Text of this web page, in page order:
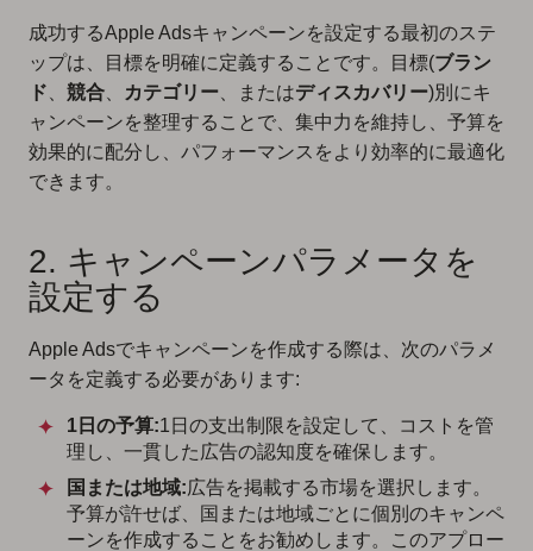
成功するApple Adsキャンペーンを設定する最初のステ
ップは、目標を明確に定義することです。目標(ブラン
ド
競合 カテゴリー 、またはディスカバリー)別にキ
ャンペーンを整理することで、集中力を維持し、予算を
効果的に配分し、パフォーマンスをより効率的に最適化
できます。
2. キャンペーンパラメータを
設定する
Apple Adsでキャンペーンを作成する際は、次のパラメ
ータを定義する必要があります:
1日の予算:1日の支出制限を設定して、コストを管
理し、一貫した広告の認知度を確保します。
国または地域:広告を掲載する市場を選択します。
予算が許せば、国または地域ごとに個別のキャンペ
ーンを作成することをお勧めします。このアプロー